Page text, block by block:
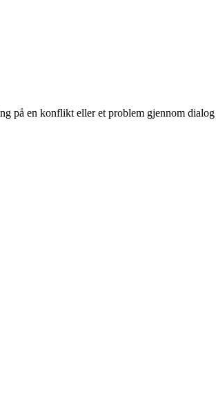
på en konflikt eller et problem gjennom dialog